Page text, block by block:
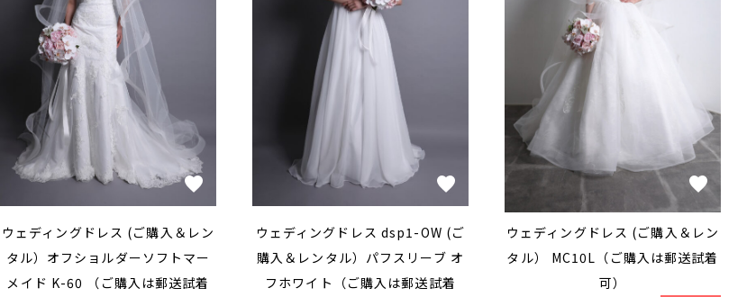
ウェディングドレス (ご購入＆レン
タル）オフショルダーソフトマー
メイド K-60 （ご購入は郵送試着
ウェディングドレス dsp1-OW (ご
購入＆レンタル）パフスリーブ オ
フホワイト（ご購入は郵送試着
ウェディングドレス (ご購入＆レン
タル） MC10L（ご購入は郵送試着
可）